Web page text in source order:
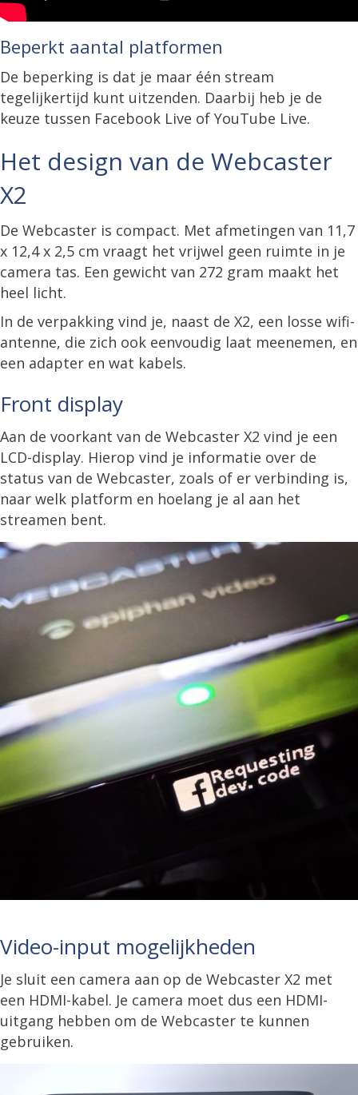
Beperkt aantal platformen
De beperking is dat je maar één stream
tegelijkertijd kunt uitzenden. Daarbij heb je de
keuze tussen Facebook Live of YouTube Live.
Het design van de Webcaster
X2
De Webcaster is compact. Met afmetingen van 11,7
x 12,4 x 2,5 cm vraagt het vrijwel geen ruimte in je
camera tas. Een gewicht van 272 gram maakt het
heel licht.
In de verpakking vind je, naast de X2, een losse wifi-
antenne, die zich ook eenvoudig laat meenemen, en
een adapter en wat kabels.
Front display
Aan de voorkant van de Webcaster X2 vind je een
LCD-display. Hierop vind je informatie over de
status van de Webcaster, zoals of er verbinding is,
naar welk platform en hoelang je al aan het
streamen bent.
Video-input mogelijkheden
Je sluit een camera aan op de Webcaster X2 met
een HDMI-kabel. Je camera moet dus een HDMI-
uitgang hebben om de Webcaster te kunnen
gebruiken.